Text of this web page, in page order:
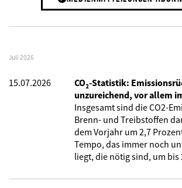
Juli 2026
15.07.2026
CO₂-Statistik:
unzureichend, vor allem
Insgesamt sind die CO2-
Brenn- und Treibstoffen
dem Vorjahr um 2,7
Tempo, das immer noch
liegt, die nötig sind, um bis